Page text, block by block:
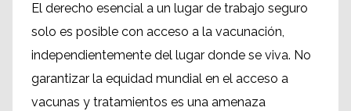
El derecho esencial a un lugar de trabajo seguro
solo es posible con acceso a la vacunación,
independientemente del lugar donde se viva. No
garantizar la equidad mundial en el acceso a
vacunas y tratamientos es una amenaza